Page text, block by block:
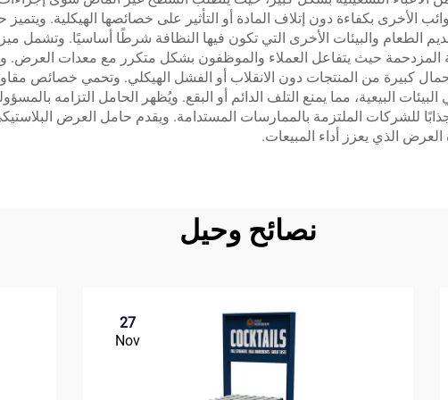
الأخرى بكفاءة دون إتلاف المادة أو التأثير على خصائصها الهيكلية.
تقديم الطعام والبيئات الأخرى التي تكون فيها النظافة شرطًا أساسيًا. وتشمل
المزدحمة حيث يتفاعل العملاء والموظفون بشكل متكرر مع معدات العرض.
كبيرة من المنتجات دون الانقلاب أو الفشل الهيكلي. وتحمي خصائص
البيعية، مما يمنع التلف الدائم أو البقع. ويُظهر الحامل التزامه
للشركات الملتزمة بالممارسات المستدامة. ويقدم حامل العرض
الذي يعزز أداء المبيعات.
نصائح وحيل
27
Nov